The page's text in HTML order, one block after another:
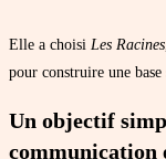
Elle a choisi Les Racines
pour construire une base
Un objectif
communication